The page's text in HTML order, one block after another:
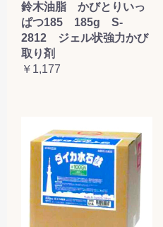
鈴木油脂 かびとりいっ
ぱつ185 185g S-
2812 ジェル状強力かび
取り剤
￥1,177